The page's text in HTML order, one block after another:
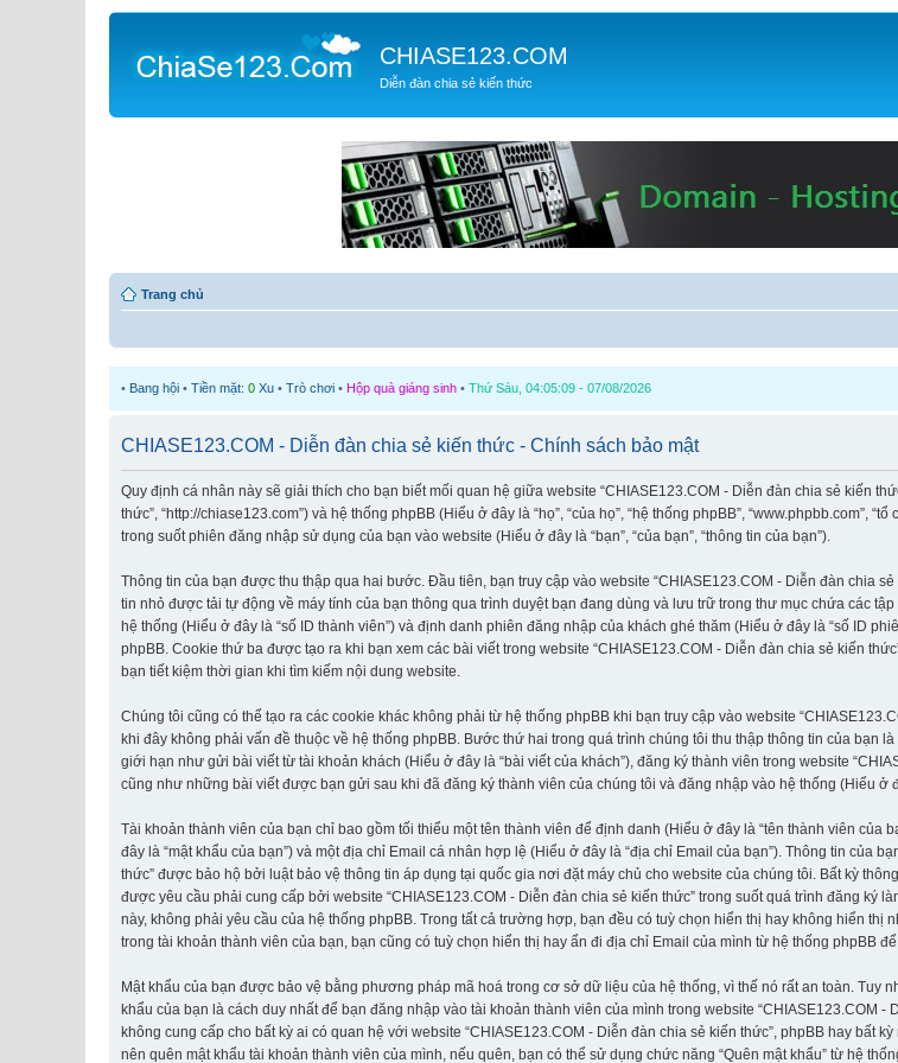
CHIASE123.COM
Diễn đàn chia sẻ kiến thức
Trang chủ
• Bang hội • Tiền mặt: 0 Xu • Trò chơi • Hộp quà giáng sinh • Thứ Sáu, 04:05:09 - 07/08/2026
CHIASE123.COM - Diễn đàn chia sẻ kiến thức - Chính sách bảo mật
Quy định cá nhân này sẽ giải thích cho bạn biết mối quan hệ giữa website “CHIASE123.COM - Diễn đàn chia sẻ kiến
thức”, “http://chiase123.com”) và hệ thống phpBB (Hiểu ở đây là “họ”, “của họ”, “hệ thống phpBB”, “www.phpbb.com”,
trong suốt phiên đăng nhập sử dụng của bạn vào website (Hiểu ở đây là “bạn”, “của bạn”, “thông tin của bạn”).
Thông tin của bạn được thu thập qua hai bước. Đầu tiên, bạn truy cập vào website “CHIASE123.COM - Diễn đàn chia
tin nhỏ được tải tự động về máy tính của bạn thông qua trình duyệt bạn đang dùng và lưu trữ trong thư mục chứa các
hệ thống (Hiểu ở đây là “số ID thành viên”) và định danh phiên đăng nhập của khách ghé thăm (Hiểu ở đây là “số ID
phpBB. Cookie thứ ba được tạo ra khi bạn xem các bài viết trong website “CHIASE123.COM - Diễn đàn chia sẻ kiến
bạn tiết kiệm thời gian khi tìm kiếm nội dung website.
Chúng tôi cũng có thể tạo ra các cookie khác không phải từ hệ thống phpBB khi bạn truy cập vào website
khi đây không phải vấn đề thuộc về hệ thống phpBB. Bước thứ hai trong quá trình chúng tôi thu thập thông tin của bạn
giới hạn như gửi bài viết từ tài khoản khách (Hiểu ở đây là “bài viết của khách”), đăng ký thành viên trong website
cũng như những bài viết được bạn gửi sau khi đã đăng ký thành viên của chúng tôi và đăng nhập vào hệ thống (Hiểu ở
Tài khoản thành viên của bạn chỉ bao gồm tối thiểu một tên thành viên để định danh (Hiểu ở đây là “tên thành viên
đây là “mật khẩu của bạn”) và một địa chỉ Email cá nhân hợp lệ (Hiểu ở đây là “địa chỉ Email của bạn”). Thông tin của
thức” được bảo hộ bởi luật bảo vệ thông tin áp dụng tại quốc gia nơi đặt máy chủ cho website của chúng tôi. Bất kỳ
được yêu cầu phải cung cấp bởi website “CHIASE123.COM - Diễn đàn chia sẻ kiến thức” trong suốt quá trình đăng ký
này, không phải yêu cầu của hệ thống phpBB. Trong tất cả trường hợp, bạn đều có tuỳ chọn hiển thị hay không hiển
trong tài khoản thành viên của bạn, bạn cũng có tuỳ chọn hiển thị hay ẩn đi địa chỉ Email của mình từ hệ thống phpBB
Mật khẩu của bạn được bảo vệ bằng phương pháp mã hoá trong cơ sở dữ liệu của hệ thống, vì thế nó rất an toàn. Tuy
khẩu của bạn là cách duy nhất để bạn đăng nhập vào tài khoản thành viên của mình trong website “CHIASE123.COM
không cung cấp cho bất kỳ ai có quan hệ với website “CHIASE123.COM - Diễn đàn chia sẻ kiến thức”, phpBB hay
nên quên mật khẩu tài khoản thành viên của mình, nếu quên, bạn có thể sử dụng chức năng “Quên mật khẩu” từ hệ